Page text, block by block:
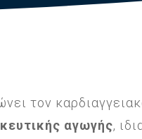
τον
αγωγής,